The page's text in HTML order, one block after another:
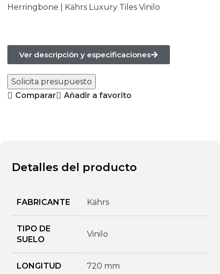
Herringbone | Kährs Luxury Tiles Vinilo
Ver descripción y especificaciones
Solicita presupuesto
Comparar
Añadir a favorito
Detalles del producto
FABRICANTE Kährs
TIPO DE
SUELO
Vinilo
LONGITUD 720 mm